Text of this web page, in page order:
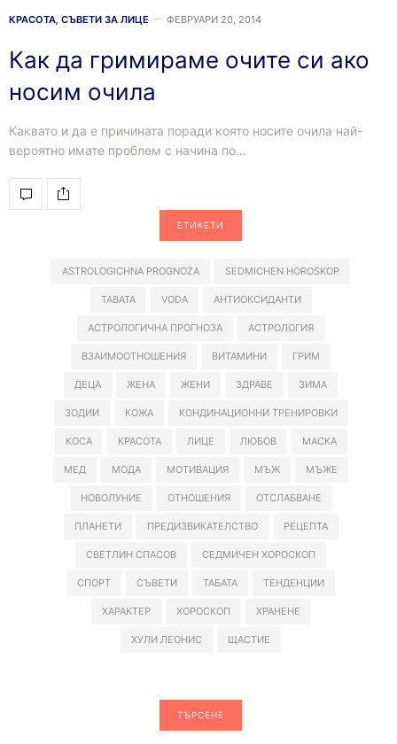
КРАСОТА, СЪВЕТИ ЗА ЛИЦЕ ФЕВРУАРИ 20, 2014
Как да гримираме очите си ако
носим очила
Каквато и да е причината поради която носите очила най-
вероятно имате проблем с начина по…
ЕТИКЕТИ
ASTROLOGICHNA PROGNOZA SEDMICHEN HOROSKOP
TABATA VODA АНТИОКСИДАНТИ
АСТРОЛОГИЧНА ПРОГНОЗА АСТРОЛОГИЯ
ВЗАИМООТНОШЕНИЯ ВИТАМИНИ ГРИМ
ДЕЦА ЖЕНА ЖЕНИ ЗДРАВЕ ЗИМА
ЗОДИИ КОЖА КОНДИНАЦИОННИ ТРЕНИРОВКИ
КОСА КРАСОТА ЛИЦЕ ЛЮБОВ МАСКА
МЕД МОДА МОТИВАЦИЯ МЪЖ МЪЖЕ
НОВОЛУНИЕ ОТНОШЕНИЯ ОТСЛАБВАНЕ
ПЛАНЕТИ ПРЕДИЗВИКАТЕЛСТВО РЕЦЕПТА
СВЕТЛИН СПАСОВ СЕДМИЧЕН ХОРОСКОП
СПОРТ СЪВЕТИ ТАБАТА ТЕНДЕНЦИИ
ХАРАКТЕР ХОРОСКОП ХРАНЕНЕ
ХУЛИ ЛЕОНИС ЩАСТИЕ
ТЪРСЕНЕ